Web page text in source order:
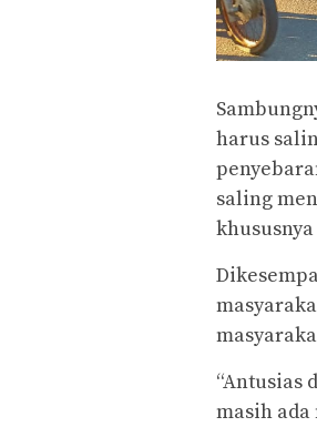
harus
saling
“Antusias
masih